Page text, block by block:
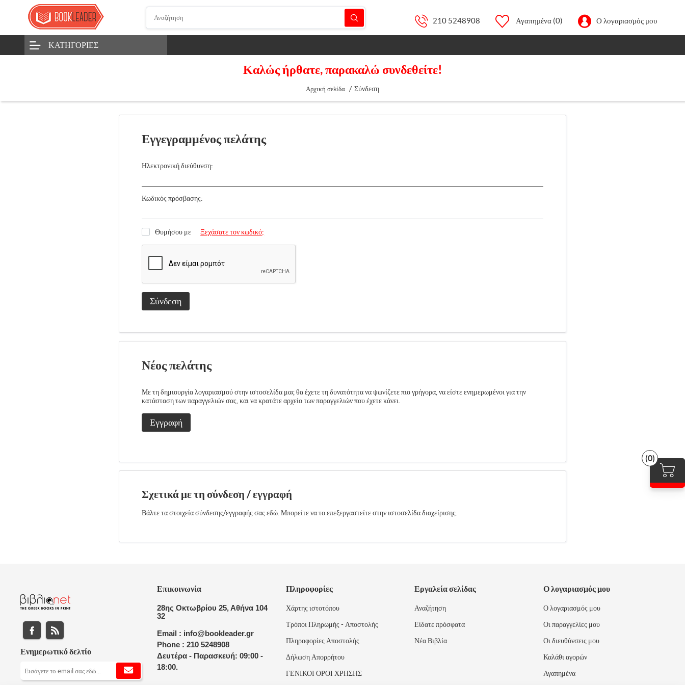
210 5248908 Αγαπημένα (0) Ο λογαριασμός μου
(0)
ΚΑΤΗΓΟΡΊΕΣ
Καλώς ήρθατε, παρακαλώ συνδεθείτε!
Αρχική σελίδα / Σύνδεση
Εγγεγραμμένος πελάτης
Ηλεκτρονική διεύθυνση:
Κωδικός πρόσβασης:
Θυμήσου με Ξεχάσατε τον κωδικό;
Σύνδεση
Νέος πελάτης
Με τη δημιουργία λογαριασμού στην ιστοσελίδα μας θα έχετε τη δυνατότητα να ψωνίζετε πιο γρήγορα, να είστε ενημερωμένοι για την
κατάσταση των παραγγελιών σας, και να κρατάτε αρχείο των παραγγελιών που έχετε κάνει.
Εγγραφή
Σχετικά με τη σύνδεση / εγγραφή
Βάλτε τα στοιχεία σύνδεσης/εγγραφής σας εδώ. Μπορείτε να το επεξεργαστείτε στην ιστοσελίδα διαχείρισης.
Ενημερωτικό δελτίο
Επικοινωνία
28ης Οκτωβρίου 25, Αθήνα 104
32
Email : info@bookleader.gr
Phone : 210 5248908
Δευτέρα - Παρασκευή: 09:00 -
18:00.
Πληροφορίες
Χάρτης ιστοτόπου
Τρόποι Πληρωμής - Αποστολής
Πληροφορίες Αποστολής
Δήλωση Απορρήτου
ΓΕΝΙΚΟΙ ΟΡΟΙ ΧΡΗΣΗΣ
Εργαλεία σελίδας
Αναζήτηση
Είδατε πρόσφατα
Νέα Βιβλία
Ο λογαριασμός μου
Ο λογαριασμός μου
Οι παραγγελίες μου
Οι διευθύνσεις μου
Καλάθι αγορών
Αγαπημένα